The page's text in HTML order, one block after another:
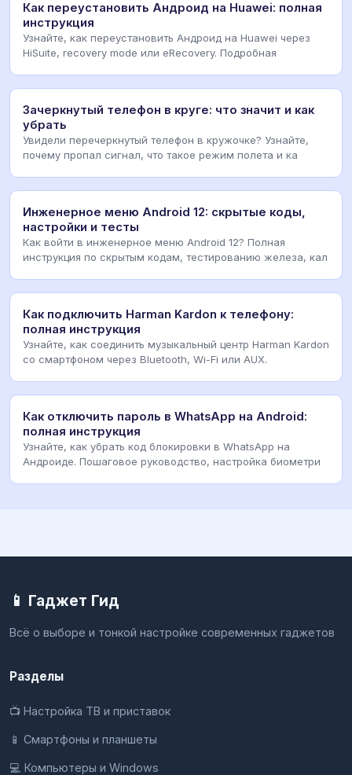
Как переустановить Андроид на Huawei: полная
инструкция
Узнайте, как переустановить Андроид на Huawei через
HiSuite, recovery mode или eRecovery. Подробная
Зачеркнутый телефон в круге: что значит и как
убрать
Увидели перечеркнутый телефон в кружочке? Узнайте,
почему пропал сигнал, что такое режим полета и ка
Инженерное меню Android 12: скрытые коды,
настройки и тесты
Как войти в инженерное меню Android 12? Полная
инструкция по скрытым кодам, тестированию железа, кал
Как подключить Harman Kardon к телефону:
полная инструкция
Узнайте, как соединить музыкальный центр Harman Kardon
со смартфоном через Bluetooth, Wi-Fi или AUX.
Как отключить пароль в WhatsApp на Android:
полная инструкция
Узнайте, как убрать код блокировки в WhatsApp на
Андроиде. Пошаговое руководство, настройка биометри
📱 Гаджет Гид
Всё о выборе и тонкой настройке современных гаджетов
Разделы
📺 Настройка ТВ и приставок
📱 Смартфоны и планшеты
💻 Компьютеры и Windows